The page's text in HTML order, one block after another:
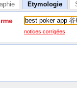
Etymologie
notices corrigées